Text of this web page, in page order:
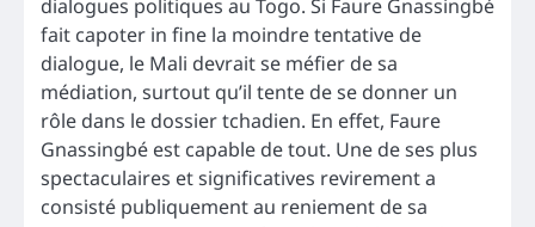
dialogues politiques au Togo. Si Faure Gnassingbé
fait capoter in fine la moindre tentative de
dialogue, le Mali devrait se méfier de sa
médiation, surtout qu’il tente de se donner un
rôle dans le dossier tchadien. En effet, Faure
Gnassingbé est capable de tout. Une de ses plus
spectaculaires et significatives revirement a
consisté publiquement au reniement de sa